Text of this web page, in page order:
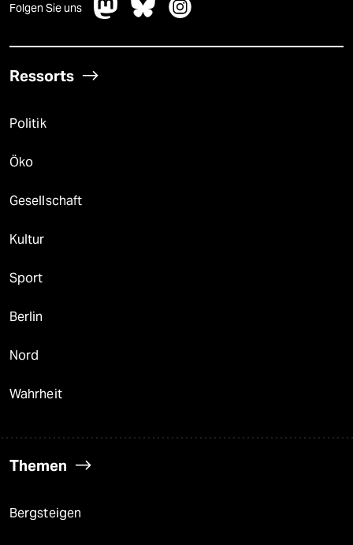
Folgen Sie uns
Ressorts
Politik
Öko
Gesellschaft
Kultur
Sport
Berlin
Nord
Wahrheit
Themen
Bergsteigen